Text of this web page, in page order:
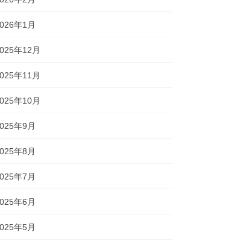
年1月
年12月
年11月
年10月
年9月
年8月
年7月
年6月
年5月